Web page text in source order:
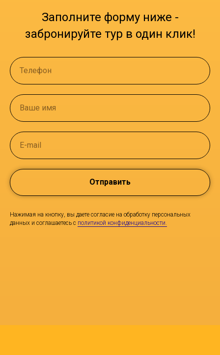
Заполните форму ниже -
забронируйте тур в один клик!
Телефон
Ваше имя
E-mail
Отправить
Нажимая на кнопку, вы даете согласие на обработку персональных
данных и соглашаетесь c политикой конфиденциальности.